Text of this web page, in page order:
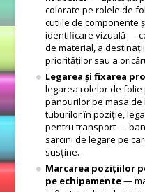
colorate pe rolele de
cutiile de componente
identificare vizuală —
de material, a
priorităților sau a
Legarea și fixarea
legarea rolelor de
panourilor pe masa de
tuburilor în poziție,
pentru transport —
sarcini de legare pe
susține.
Marcarea pozițiilor
pe echipamente—